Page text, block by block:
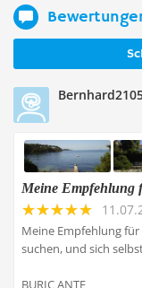
Meine Empfehlung
Meine Empfehlung
suchen, und sich
BURIC ANTE